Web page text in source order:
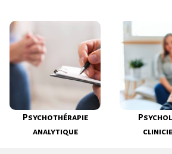
Psychothérapie
analytique